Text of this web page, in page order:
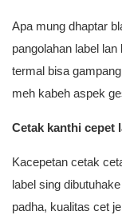
Apa mung dhaptar
pangolahan label
termal bisa
meh kabeh aspek
Cetak kanthi cepet
Kacepetan cetak
label sing
padha, kualitas cet